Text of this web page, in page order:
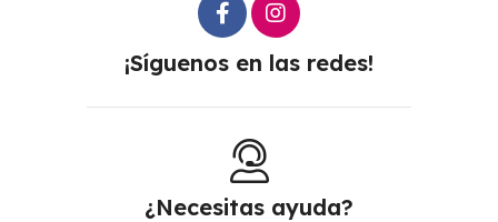
¡Síguenos en las redes!
¿Necesitas ayuda?